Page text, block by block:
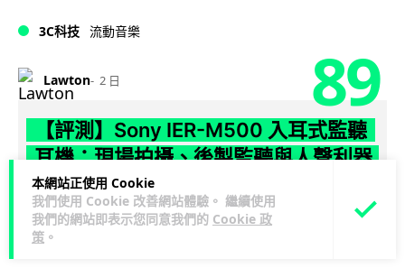
本網站正使用 Cookie
我們使用 Cookie 改善網站體驗。 繼續使用
我們的網站即表示您同意我們的 Cookie 政
策 。
3C科技 流動音樂
Lawton 2 日 89
【評測】Sony IER-M500 入耳式監聽
耳機：現場拍攝、後製監聽與人聲利器
談到專業混音專用的聲音監聽耳機，Sony 經典 MDR-7506 到
MDR-M1 專業錄音室耳機都為人熟悉。而現在舞台製作者與創
意影像製作...